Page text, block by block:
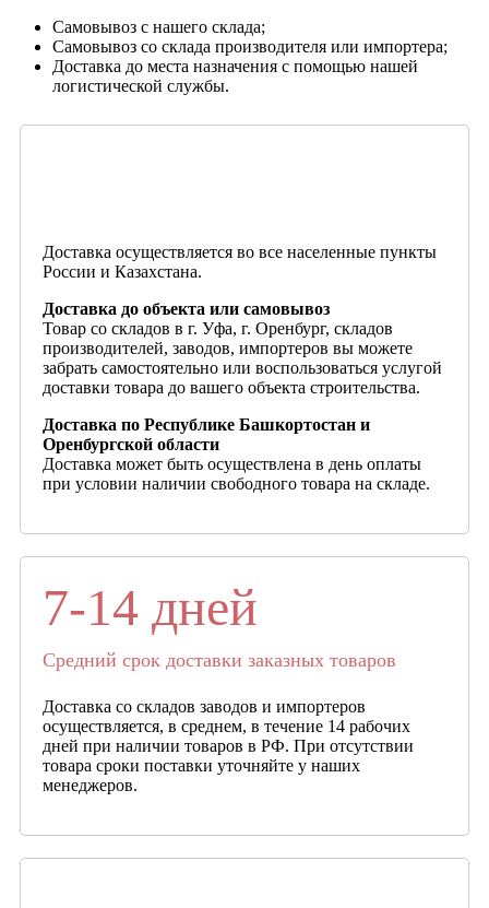
Самовывоз с нашего склада;
Самовывоз со склада производителя или импортера;
Доставка до места назначения с помощью нашей
логистической службы.
Доставка осуществляется во все населенные пункты
России и Казахстана.
Доставка до объекта или самовывоз
Товар со складов в г. Уфа, г. Оренбург, складов
производителей, заводов, импортеров вы можете
забрать самостоятельно или воспользоваться услугой
доставки товара до вашего объекта строительства.
Доставка по Республике Башкортостан и
Оренбургской области
Доставка может быть осуществлена в день оплаты
при условии наличии свободного товара на складе.
7-14 дней
Средний срок доставки заказных товаров
Доставка со складов заводов и импортеров
осуществляется, в среднем, в течение 14 рабочих
дней при наличии товаров в РФ. При отсутствии
товара сроки поставки уточняйте у наших
менеджеров.